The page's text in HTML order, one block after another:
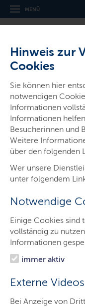
Hinweis zur
Cookies
Sie können hier
notwendigen
Informationen
Informationen
Besucherinnen und
Weitere
über den folgenden
Wer unsere
unter folgendem
Notwendige
Einige Cookies sind
vollständig zu
Informationen
immer aktiv
Externe
Bei Anzeige von
MENÜ
Amtsgericht
Gerichte &
Start
Das Gericht
Aufgaben
Besucher &
Ausbildung &
Kontakt